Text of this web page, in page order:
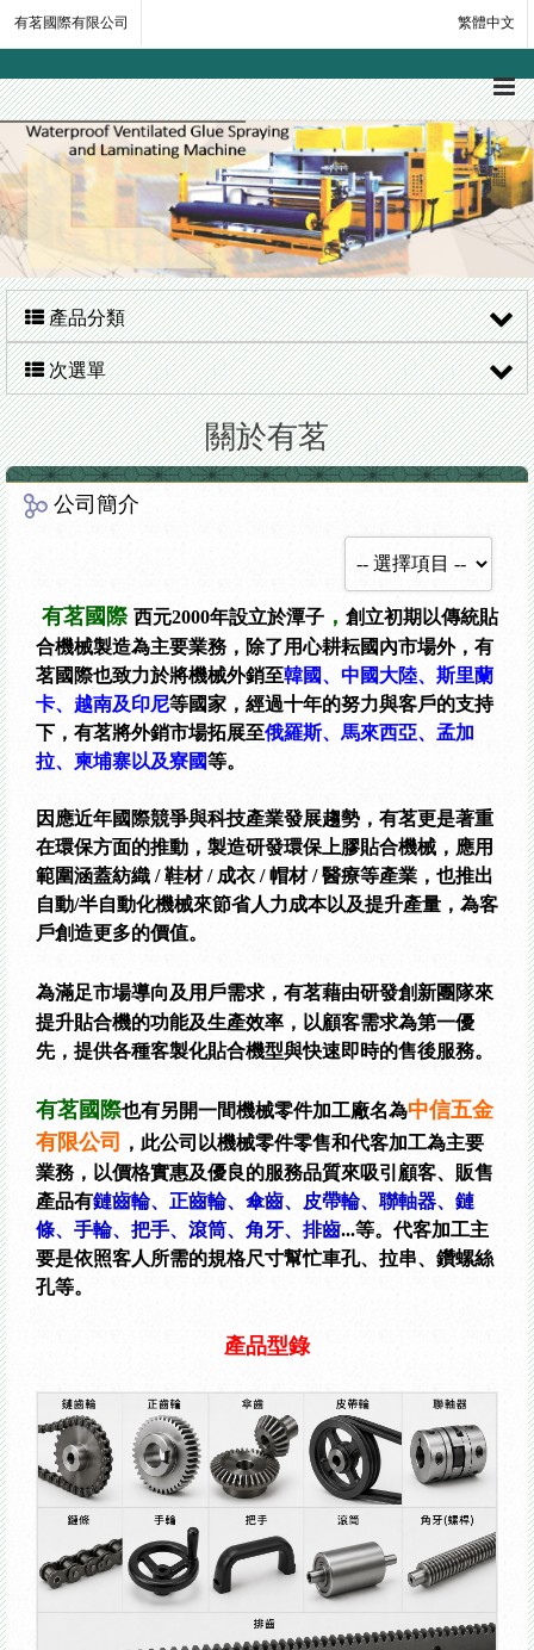
繁體中文
有茗國際有限公司
產品分類
次選單
關於有茗
公司簡介
有茗國際 西元2000年設立於潭子 ， 創立初期以傳統貼
合機械製造為主要業務，除了用心耕耘國內市場外，有
茗國際也致力於將機械外銷至韓國、中國大陸、斯里蘭
卡、越南及印尼等國家，經過十年的努力與客戶的支持
下，有茗將外銷市場拓展至俄羅斯、馬來西亞、孟加
拉、柬埔寨以及寮國等。
因應近年國際競爭與科技產業發展趨勢，有茗更是著重
在環保方面的推動，製造研發環保上膠貼合機械，應用
範圍涵蓋紡織 / 鞋材 / 成衣 / 帽材 / 醫療等產業，也推出
自動/半自動化機械來節省人力成本以及提升產量，為客
戶創造更多的價值。
為滿足市場導向及用戶需求，有茗藉由研發創新團隊來
提升貼合機的功能及生產效率，以顧客需求為第一優
先，提供各種客製化貼合機型與快速即時的售後服務。
有茗國際也有另開一間機械零件加工廠名為中信五金
有限公司
，此公司以機械零件零售和代客加工為主要
業務，以價格實惠及優良的服務品質來吸引顧客、販售
產品有鏈齒輪、正齒輪、傘齒、皮帶輪、聯軸器、鏈
條、手輪、把手、滾筒、角牙、排齒...等。代客加工主
要是依照客人所需的規格尺寸幫忙車孔、拉串、鑽螺絲
孔等。
產品型錄